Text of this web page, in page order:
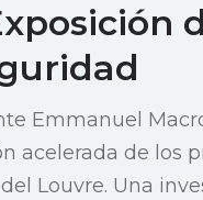
Emmanuel
acelerada de los
Louvre. Una